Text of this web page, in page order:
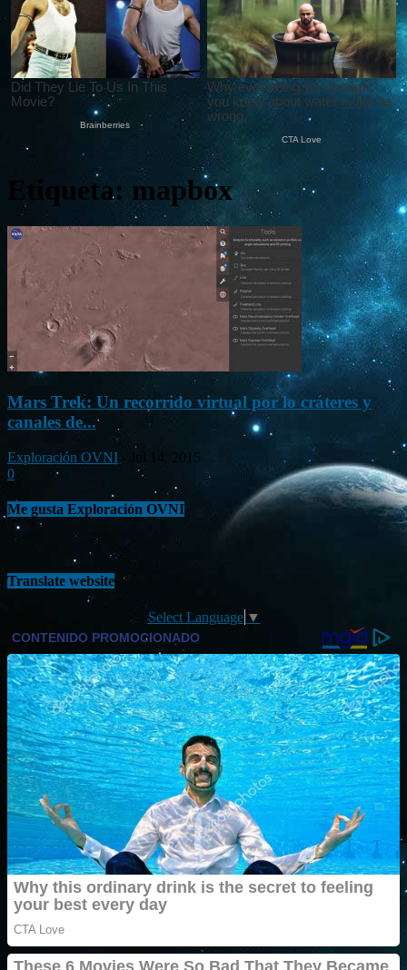
Etiqueta: mapbox
Mars Trek: Un recorrido virtual por lo cráteres y
canales de...
Exploración OVNI
Jul 14, 2015
0
Me gusta Exploración OVNI
Translate website
Select Language ▼